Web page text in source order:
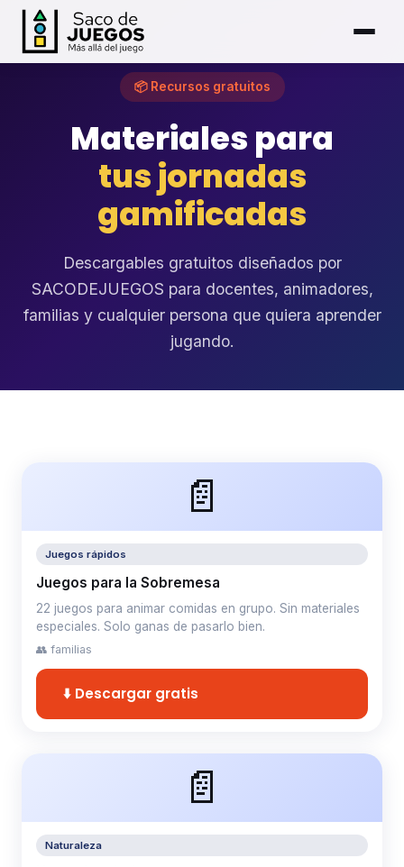
📦 Recursos gratuitos
Materiales para
tus jornadas
gamificadas
Descargables gratuitos diseñados por
SACODEJUEGOS para docentes, animadores,
familias y cualquier persona que quiera aprender
jugando.
📄
Juegos rápidos
Juegos para la Sobremesa
22 juegos para animar comidas en grupo. Sin materiales
especiales. Solo ganas de pasarlo bien.
👥 familias
⬇️ Descargar gratis
📄
Naturaleza